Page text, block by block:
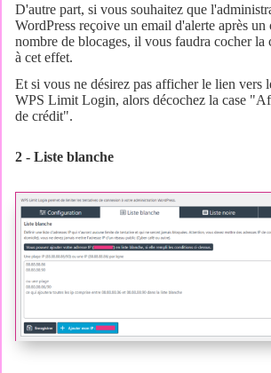
D'autre part, si vous souhaitez que
WordPress reçoive un email d'alerte après un
nombre de blocages, il vous faudra cocher la
à cet effet.
Et si vous ne désirez pas afficher le lien vers
WPS Limit Login, alors décochez la case
de crédit".
2 - Liste blanche